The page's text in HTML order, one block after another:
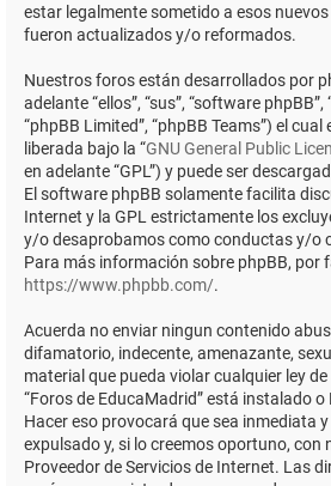
estar legalmente sometido a esos
fueron actualizados y/o reformados.
Nuestros foros están desarrollados por
adelante “ellos”, “sus”, “software
“phpBB Limited”, “phpBB Teams”) el
liberada bajo la “GNU General Public
en adelante “GPL”) y puede ser
El software phpBB solamente facilita
Internet y la GPL estrictamente los
y/o desaprobamos como conductas y/o
Para más información sobre phpBB, por
https://www.phpbb.com/.
Acuerda no enviar ningun contenido
difamatorio, indecente, amenazante,
material que pueda violar cualquier ley
“Foros de EducaMadrid” está instalado
Hacer eso provocará que sea inmediata
expulsado y, si lo creemos oportuno, con
Proveedor de Servicios de Internet. Las